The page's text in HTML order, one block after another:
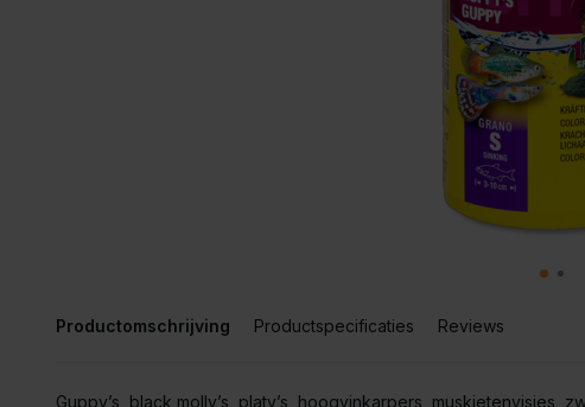
Productomschrijving Productspecificaties Reviews
Guppy’s, black molly’s, platy’s, hoogvinkarpers, muskietenvisjes,